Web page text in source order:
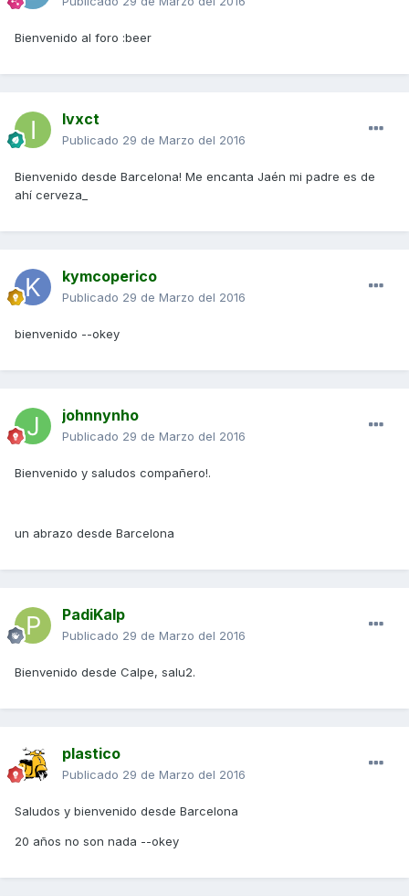
Bienvenido al foro :beer
Ivxct
Publicado 29 de Marzo del 2016
Bienvenido desde Barcelona! Me encanta Jaén mi padre es de
ahí cerveza_
kymcoperico
Publicado 29 de Marzo del 2016
bienvenido --okey
johnnynho
Publicado 29 de Marzo del 2016
Bienvenido y saludos compañero!.
un abrazo desde Barcelona
PadiKalp
Publicado 29 de Marzo del 2016
Bienvenido desde Calpe, salu2.
plastico
Publicado 29 de Marzo del 2016
Saludos y bienvenido desde Barcelona
20 años no son nada --okey